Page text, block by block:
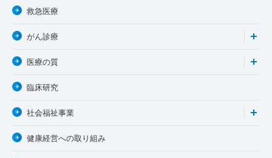
救急医療
がん診療
医療の質
臨床研究
社会福祉事業
健康経営への取り組み